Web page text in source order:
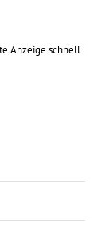
Anzeige schnell